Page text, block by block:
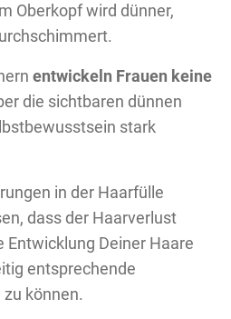
Oberkopf wird dünner,
entwickeln Frauen keine
die sichtbaren dünnen
stark
in der Haarfülle
dass der Haarverlust
Entwicklung Deiner Haare
entsprechende
können.